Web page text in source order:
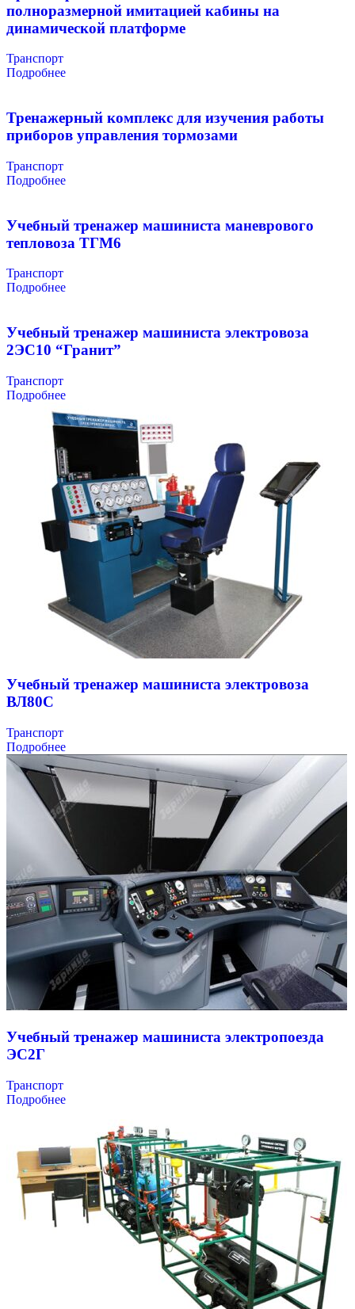
полноразмерной имитацией кабины на
динамической платформе
Транспорт
Подробнее
Тренажерный комплекс для изучения работы
приборов управления тормозами
Транспорт
Подробнее
Учебный тренажер машиниста маневрового
тепловоза ТГМ6
Транспорт
Подробнее
Учебный тренажер машиниста электровоза
2ЭС10 “Гранит”
Транспорт
Подробнее
Учебный тренажер машиниста электровоза
ВЛ80С
Транспорт
Подробнее
Учебный тренажер машиниста электропоезда
ЭС2Г
Транспорт
Подробнее